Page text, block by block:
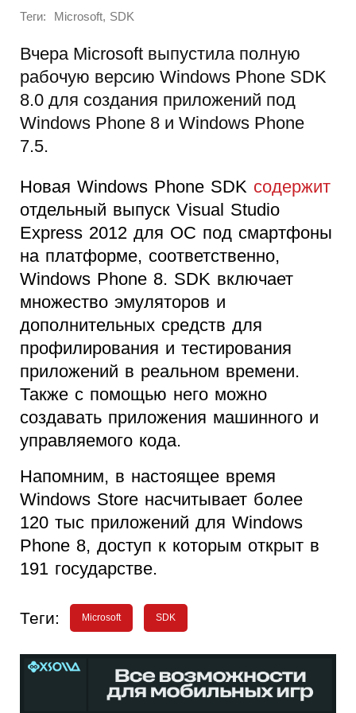
Теги: Microsoft, SDK
Вчера Microsoft выпустила полную
рабочую версию Windows Phone SDK
8.0 для создания приложений под
Windows Phone 8 и Windows Phone
7.5.
Новая Windows Phone SDK содержит
отдельный выпуск Visual Studio
Express 2012 для ОС под смартфоны
на платформе, соответственно,
Windows Phone 8. SDK включает
множество эмуляторов и
дополнительных средств для
профилирования и тестирования
приложений в реальном времени.
Также с помощью него можно
создавать приложения машинного и
управляемого кода.
Напомним, в настоящее время
Windows Store насчитывает более
120 тыс приложений для Windows
Phone 8, доступ к которым открыт в
191 государстве.
Теги: Microsoft SDK